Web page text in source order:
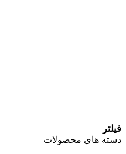
فیلتر
دسته های محصولات